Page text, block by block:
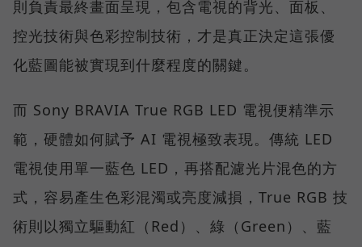
則負責最終畫面呈現，包含電視的背光、面板、
控光技術與色彩控制技術，才是真正決定這張優
化藍圖能被實現到什麼程度的關鍵。
而 Sony BRAVIA True RGB LED 電視便精準示
範，硬體如何賦予 AI 電視極致表現。傳統 LED
電視使用單一藍色 LED，再搭配濾光片混色的方
式，容易產生色彩混濁或亮度減損，True RGB 技
術則以獨立驅動紅（Red）、綠（Green）、藍